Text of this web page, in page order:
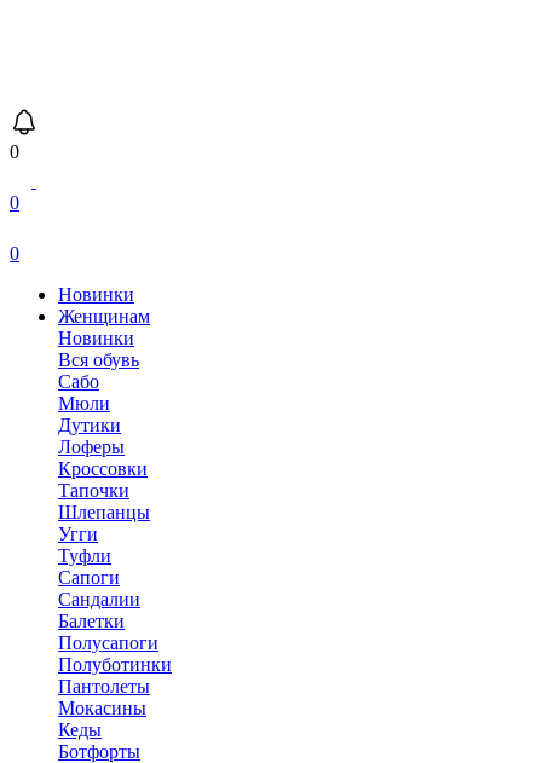
0
0
0
Новинки
Женщинам
Новинки
Вся обувь
Сабо
Мюли
Дутики
Лоферы
Кроссовки
Тапочки
Шлепанцы
Угги
Туфли
Сапоги
Сандалии
Балетки
Полусапоги
Полуботинки
Пантолеты
Мокасины
Кеды
Ботфорты